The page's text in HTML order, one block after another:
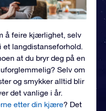
å feire kjærlighet, selv
et langdistanseforhold.
at du bryr deg på en
Selv om
og smykker alltid blir
det vanlige i år.
etter din kjære? Det